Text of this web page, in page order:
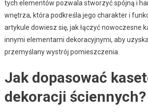
tych elementów pozwala stworzyć spójną i
wnętrza, która podkreśla jego charakter i
artykule dowiesz się, jak łączyć nowoczesne
innymi elementami dekoracyjnymi, aby
przemyślany wystrój pomieszczenia.
Jak dopasować
dekoracji ściennych?